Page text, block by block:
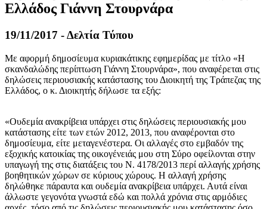
Ελλάδος Γιάννη Στουρνάρα
19/11/2017 - Δελτία Τύπου
Με αφορμή δημοσίευμα κυριακάτικης εφημερίδας με τίτλο «Η
σκανδαλώδης περίπτωση Γιάννη Στουρνάρα», που αναφέρεται στις
δηλώσεις περιουσιακής κατάστασης του Διοικητή της Τράπεζας της
Ελλάδος, ο κ. Διοικητής δήλωσε τα εξής:
«Ουδεμία ανακρίβεια υπάρχει στις δηλώσεις περιουσιακής μου
κατάστασης είτε των ετών 2012, 2013, που αναφέρονται στο
δημοσίευμα, είτε μεταγενέστερα. Οι αλλαγές στο εμβαδόν της
εξοχικής κατοικίας της οικογένειάς μου στη Σύρο οφείλονται στην
υπαγωγή της στις διατάξεις του Ν. 4178/2013 περί αλλαγής χρήσης
βοηθητικών χώρων σε κύριους χώρους. Η αλλαγή χρήσης
δηλώθηκε πάραυτα και ουδεμία ανακρίβεια υπάρχει. Αυτά είναι
άλλωστε γεγονότα γνωστά εδώ και πολλά χρόνια στις αρμόδιες